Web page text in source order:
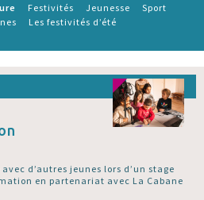
Festivités Jeunesse
Sport
Les festivités d’été
d’autres jeunes lors d’un stage
en partenariat avec La Cabane